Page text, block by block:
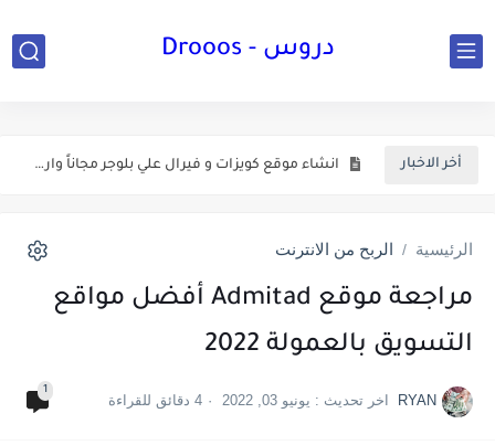
دروس - Drooos
أخر الاخبار خطة مايكل يوسف لتعلم اللغة الانجليزية للمبتدئين 2020
اربح من الانترنت 5$ دولار لكل تسجيل Pluralsight affiliate program
الربح من الانترنت 7$ لكل كورس مجاني للمبتدئين Skillshare affiliate...
الربح من الانترنت 0.50 دولار لكل تثبيت لاضافة كروم Krisp...
الرئيسية / الربح من الانترنت
مراجعة موقع Admitad أفضل مواقع
التسويق بالعمولة 2022
RYAN اخر تحديث : يونيو 03, 2022 4 دقائق للقراءة
1